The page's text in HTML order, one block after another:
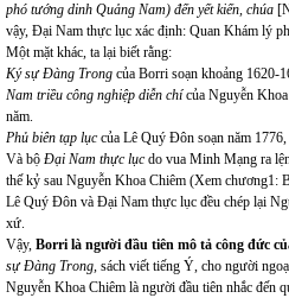
phó tướng dinh Quảng Nam) đến yết kiến, chúa
vậy, Đại Nam thực lục xác định: Quan Khám lý
Một mặt khác, ta lại biết rằng:
Ký sự Đàng Trong của Borri soạn khoảng 1620-
Nam triều công nghiệp diễn chícủa Nguyễn
năm.
Phủ biên tạp lụccủa Lê Quý Đôn soạn năm
Và bộ Đại Nam thực lụcdo vua Minh Mạng ra
thế kỷ sau Nguyễn Khoa Chiêm (Xem chương1:
Lê Quý Đôn và Đại Nam thực lục đều chép lại
xứ.
Vậy, Borri là người đầu tiên mô tả công đức
sự Đàng Trong, sách viết tiếng Ý, cho người
Nguyễn Khoa Chiêm là người đầu tiên nhắc đến